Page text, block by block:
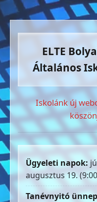
ELTE
Általános
Iskolánk új
Ügyeleti napok:
augusztus 19.
Tanévnyitó